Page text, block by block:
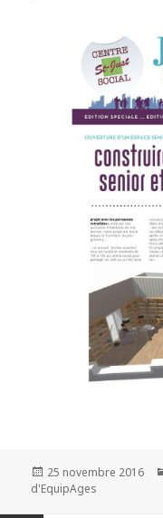
25 novembre 2016
d'EquipAges